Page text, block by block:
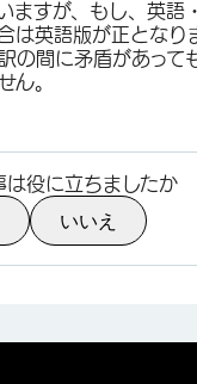
ますが、もし、英語
は英語版が正となり
の間に矛盾があって
ん。
は役に立ちましたか
いいえ